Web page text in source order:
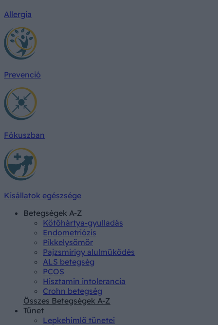
Allergia
Prevenció
Fókuszban
Kisállatok egészsége
Betegségek A-Z
Kötőhártya-gyulladás
Endometriózis
Pikkelysömör
Pajzsmirigy alulműködés
ALS betegség
PCOS
Hisztamin intolerancia
Crohn betegség
Összes Betegségek A-Z
Tünet
Lepkehimlő tünetei